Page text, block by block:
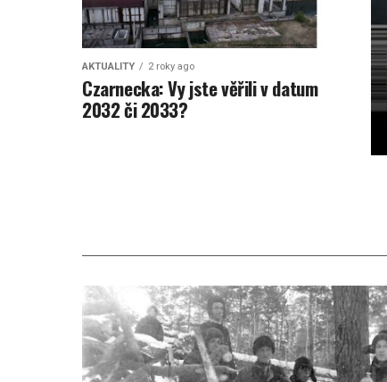
AKTUALITY 2 roky ago
Czarnecka: Vy jste věřili v datum
2032 či 2033?